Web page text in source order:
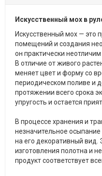
Искусственный мох в
Искусственный мох — это
помещений и создания
он практически
В отличие от живого
меняет цвет и форму со
периодическом поливе и
протяжении всего срока
упругость и остается
В процессе хранения и
незначительное
на его декоративный вид.
изготовления полотна и
продукт соответствует